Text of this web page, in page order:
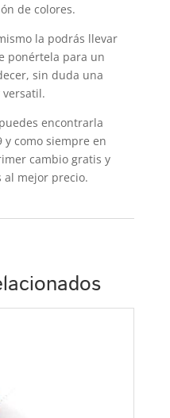
de colores.
la podrás llevar
ponértela para un
sin duda una
encontrarla
y como siempre en
cambio gratis y
al mejor precio.